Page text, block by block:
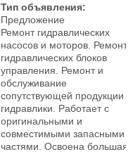
Тип объявления:
Предложение
Ремонт гидравлических
насосов и моторов. Ремонт
гидравлических блоков
управления. Ремонт и
обслуживание
сопутствующей продукции
гидравлики. Работает с
оригинальными и
совместимыми запасными
частями. Освоена большая